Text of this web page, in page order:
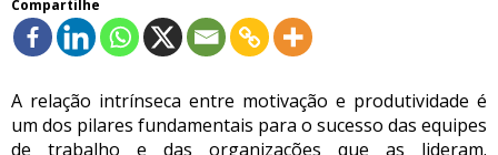
Compartilhe
A relação intrínseca entre motivação e produtividade é
um dos pilares fundamentais para o sucesso das equipes
de trabalho e das organizações que as lideram.